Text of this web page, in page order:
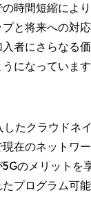
時間短縮によ
と将来への対
者にさらなる
になっています
たクラウドネ
在のネットワ
のメリットを
プログラム可